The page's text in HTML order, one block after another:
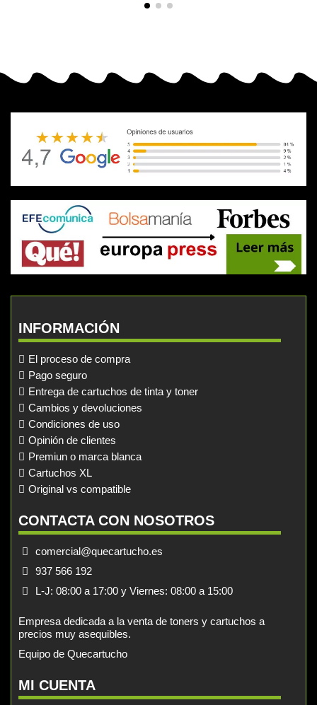
INFORMACIÓN
El proceso de compra
Pago seguro
Entrega de cartuchos de tinta y toner
Cambios y devoluciones
Condiciones de uso
Opinión de clientes
Premiun o marca blanca
Cartuchos XL
Original vs compatible
CONTACTA CON NOSOTROS
comercial@quecartucho.es
937 566 192
L-J: 08:00 a 17:00 y Viernes: 08:00 a 15:00
Empresa dedicada a la venta de toners y cartuchos a
precios muy asequibles.
Equipo de Quecartucho
MI CUENTA